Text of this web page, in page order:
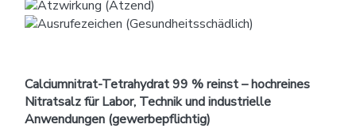
Calciumnitrat-Tetrahydrat 99 % reinst – hochreines
Nitratsalz für Labor, Technik und industrielle
Anwendungen (gewerbepflichtig)